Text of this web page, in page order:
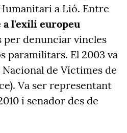
a Lió. Entre
l'exili europeu
per denunciar vincles
paramilitars. El 2003 va
de Víctimes de
Va ser representant
i senador des de